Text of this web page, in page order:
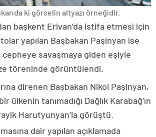
ki görselin altyazı örneğidir.
başkent Erivan’da istifa etmesi için
yapılan Başbakan Paşinyan ise
savaşmaya giden eşiyle
töreninde görüntülendi.
direnen Başbakan Nikol Paşinyan,
ülkenin tanımadığı Dağlık Karabağ’ın
Harutyunyan’la görüştü.
dair yapılan açıklamada